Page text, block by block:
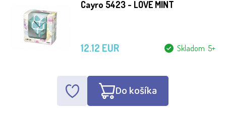
Cayro 5423 - LOVE MINT
Skladom 5+
12.12 EUR
Do košíka